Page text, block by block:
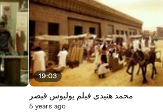
19:03
محمد هنيدى فيلم يوليوس قيصر
5 years ago